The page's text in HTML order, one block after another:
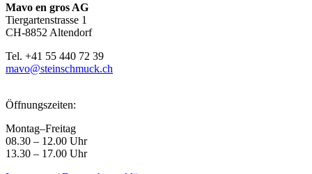
Mavo en gros AG
Tiergartenstrasse 1
CH-8852 Altendorf
Tel. +41 55 440 72 39
mavo@steinschmuck.ch
Öffnungszeiten:
Montag–Freitag
08.30 – 12.00 Uhr
13.30 – 17.00 Uhr